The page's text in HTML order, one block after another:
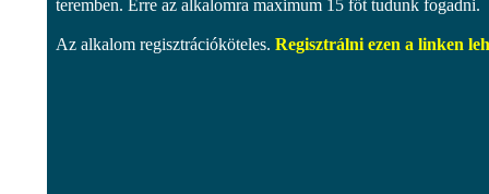
teremben. Erre az alkalomra maximum 15 főt tudunk fogadni.
Az alkalom regisztrációköteles. Regisztrálni ezen a linken